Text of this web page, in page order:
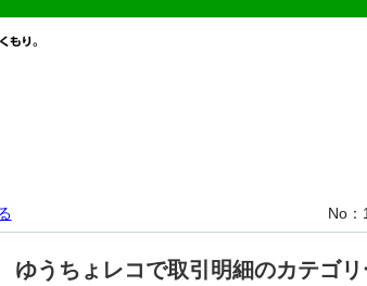
No
ゆうちょレコで取引明細のカテゴ